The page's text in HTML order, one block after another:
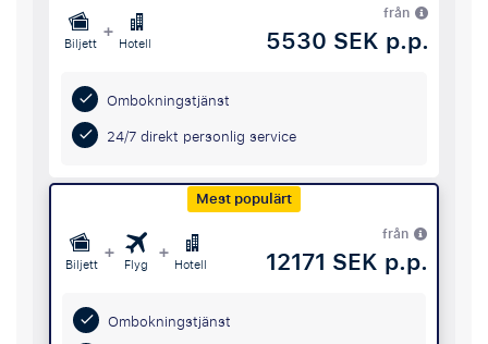
Biljett + Hotell
från
5530 SEK p.p.
Ombokningstjänst
24/7 direkt personlig service
Mest populärt
Biljett + Flyg + Hotell
från
12171 SEK p.p.
Ombokningstjänst